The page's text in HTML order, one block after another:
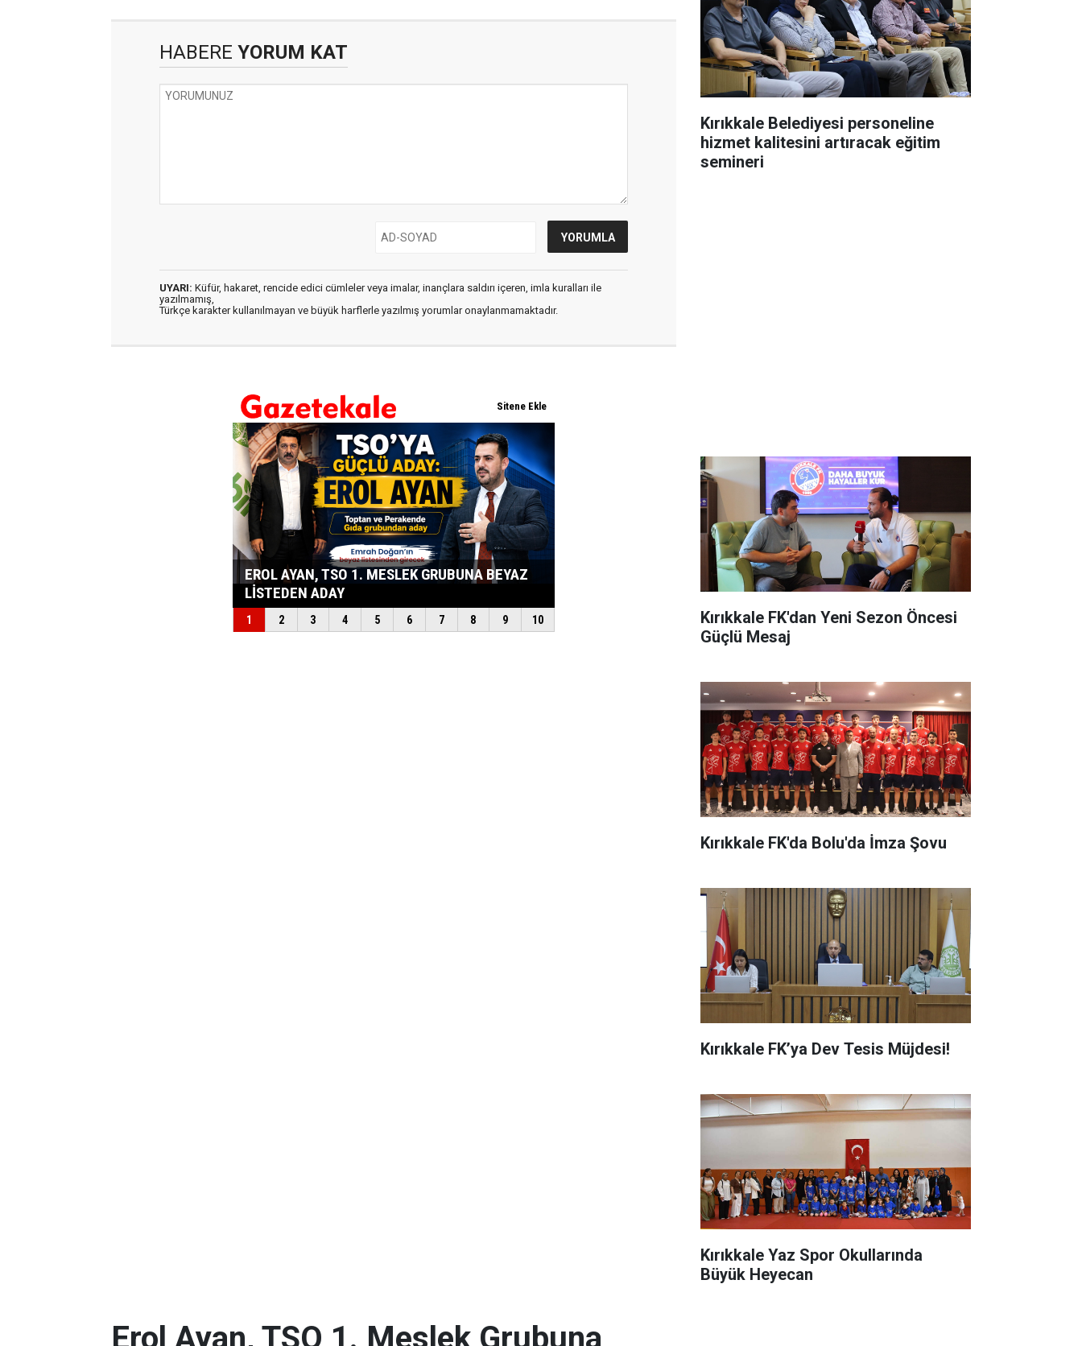
HABERE YORUM KAT
UYARI: Küfür, hakaret, rencide edici cümleler veya imalar, inançlara saldırı içeren, imla kuralları ile
yazılmamış,
Türkçe karakter kullanılmayan ve büyük harflerle yazılmış yorumlar onaylanmamaktadır.
Kırıkkale Belediyesi personeline
hizmet kalitesini artıracak eğitim
semineri
Kırıkkale FK'dan Yeni Sezon Öncesi
Güçlü Mesaj
Kırıkkale FK'da Bolu'da İmza Şovu
Kırıkkale FK’ya Dev Tesis Müjdesi!
Kırıkkale Yaz Spor Okullarında
Büyük Heyecan
Erol Ayan, TSO 1. Meslek Grubuna